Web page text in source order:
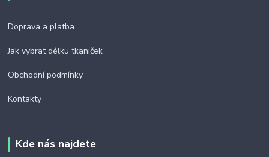
Doprava a platba
Jak vybrat délku tkaniček
Obchodní podmínky
Kontakty
Kde nás najdete